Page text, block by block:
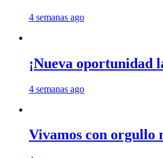
4 semanas ago
¡Nueva oportunidad
4 semanas ago
Vivamos con orgullo